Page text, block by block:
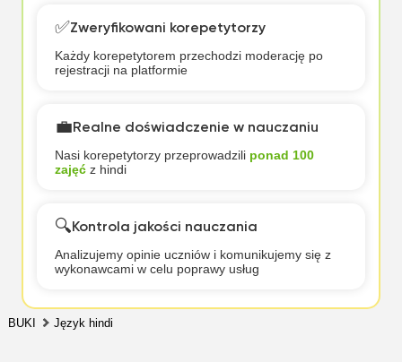
✅Zweryfikowani korepetytorzy
Każdy korepetytorem przechodzi moderację po
rejestracji na platformie
💼Realne doświadczenie w nauczaniu
Nasi korepetytorzy przeprowadzili ponad 100
zajęćz hindi
🔍Kontrola jakości nauczania
Analizujemy opinie uczniów i komunikujemy się z
wykonawcami w celu poprawy usług
BUKI Język hindi